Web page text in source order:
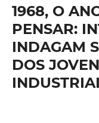
1968, O
PENSAR:
INDAGAM
DOS